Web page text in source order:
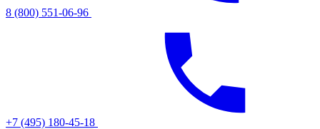
8 (800) 551-06-96
+7 (495) 180-45-18